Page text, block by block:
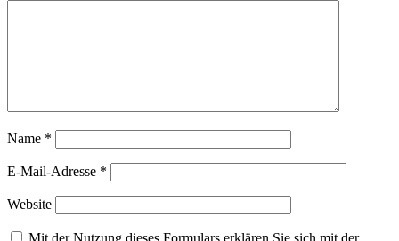
Name *
E-Mail-Adresse *
Website
Mit der Nutzung dieses Formulars erklären Sie sich mit der